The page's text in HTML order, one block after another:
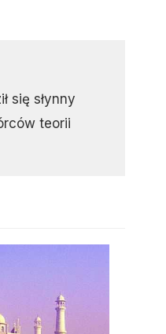
się słynny
teorii